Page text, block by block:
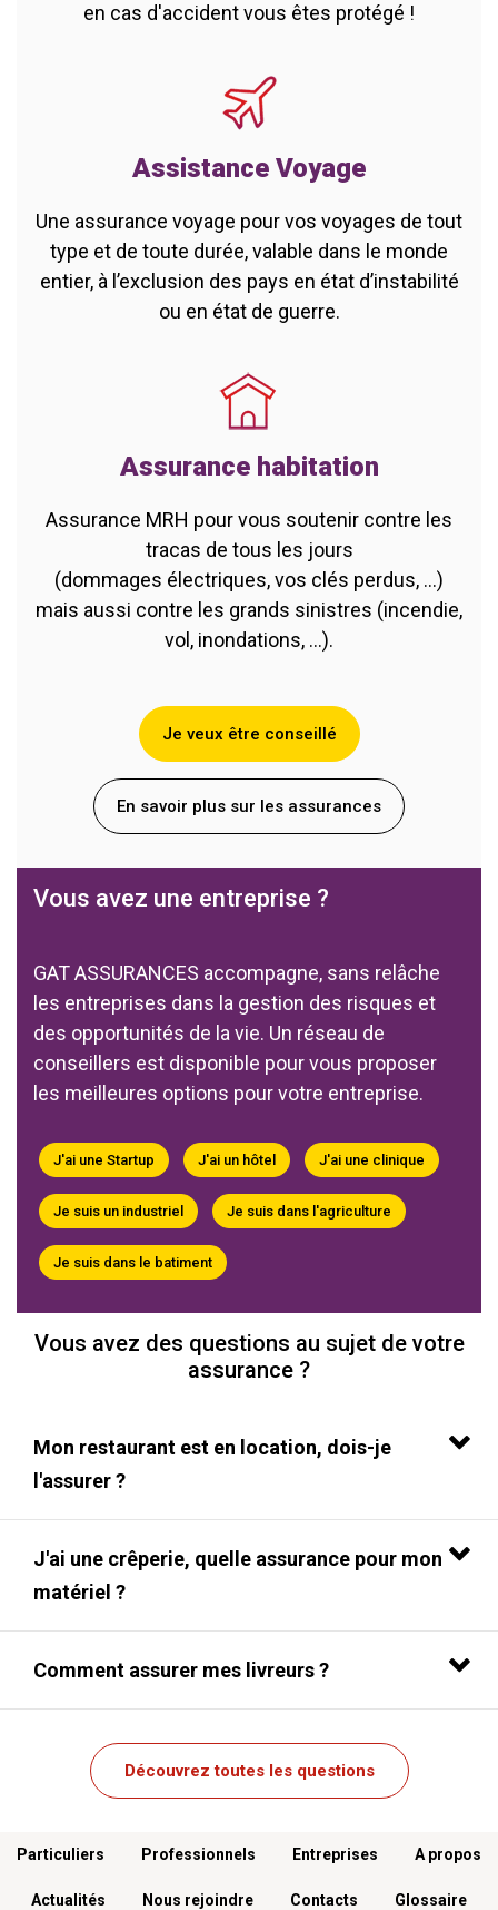
en cas d'accident vous êtes protégé !
Assistance Voyage
Une assurance voyage pour vos voyages de tout
type et de toute durée, valable dans le monde
entier, à l’exclusion des pays en état d’instabilité
ou en état de guerre.
Assurance habitation
Assurance MRH pour vous soutenir contre les
tracas de tous les jours
(dommages électriques, vos clés perdus, ...)
mais aussi contre les grands sinistres (incendie,
vol, inondations, ...).
Je veux être conseillé
En savoir plus sur les assurances
Vous avez une entreprise ?
GAT ASSURANCES accompagne, sans relâche
les entreprises dans la gestion des risques et
des opportunités de la vie. Un réseau de
conseillers est disponible pour vous proposer
les meilleures options pour votre entreprise.
J'ai une Startup J'ai un hôtel J'ai une clinique
Je suis un industriel Je suis dans l'agriculture
Je suis dans le batiment
Vous avez des questions au sujet de votre
assurance ?
Mon restaurant est en location, dois-je
l'assurer ?
J'ai une crêperie, quelle assurance pour mon
matériel ?
Comment assurer mes livreurs ?
Découvrez toutes les questions
Menu footer
Particuliers Professionnels Entreprises A propos
Actualités Nous rejoindre Contacts Glossaire